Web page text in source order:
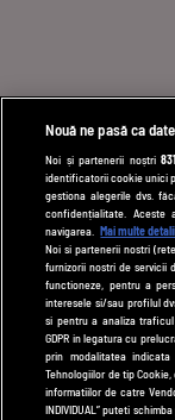
UTILE
Cod deontologic
Nouă ne pasă ca
Noi și partenerii noștri831
identificatorii cookie unici
gestiona alegerile dvs.
confidențialitate.
navigarea.
Mai multe detalii
Noi si partenerii nostri
furnizorii nostri de servicii
functioneze, pentru a
interesele si/sau profilul
si pentru a analiza
GDPR in legatura cu
prin modalitatea indicata
Tehnologiilor de tip
informatiilor de catre
INDIVIDUAL” puteti